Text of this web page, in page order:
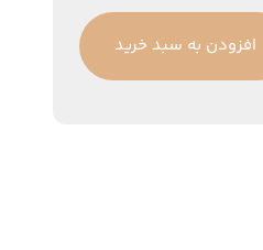
افزودن به سبد خرید